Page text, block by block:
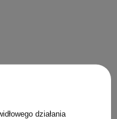
działania